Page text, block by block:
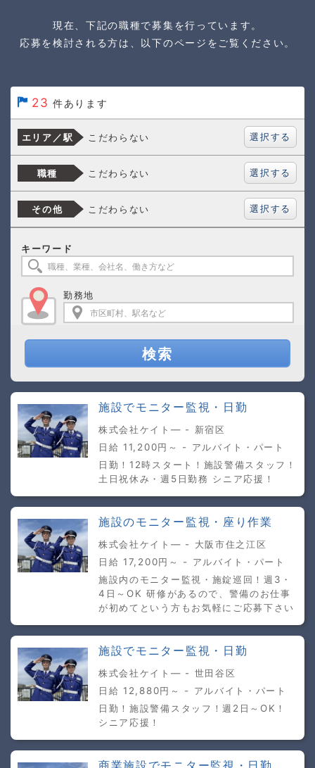
現在、下記の職種で募集を行っています。
応募を検討される方は、以下のページをご覧ください。
23 件あります
エリア／駅 こだわらない 選択する
職種 こだわらない 選択する
その他 こだわらない 選択する
キーワード
勤務地
検索
施設でモニター監視・日勤
株式会社ケイト― - 新宿区
日給 11,200円～ - アルバイト・パート
日勤！12時スタート！施設警備スタッフ！
土日祝休み・週5日勤務 シニア応援！
施設のモニター監視・座り作業
株式会社ケイト― - 大阪市住之江区
日給 17,200円～ - アルバイト・パート
施設内のモニター監視・施錠巡回！週3・
4日～OK 研修があるので、警備のお仕事
が初めてという方もお気軽にご応募下さい
施設でモニター監視・日勤
株式会社ケイト― - 世田谷区
日給 12,880円～ - アルバイト・パート
日勤！施設警備スタッフ！週2日～OK！
シニア応援！